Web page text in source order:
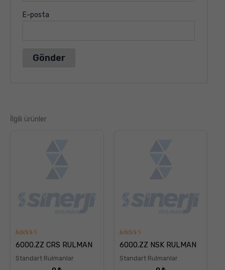
E-posta
İlgili ürünler
5
üzerinden
oy aldı
6000.ZZ CRS RULMAN
Standart Rulmanlar
5
üzerinden
oy aldı
6000.ZZ NSK RULMAN
Standart Rulmanlar